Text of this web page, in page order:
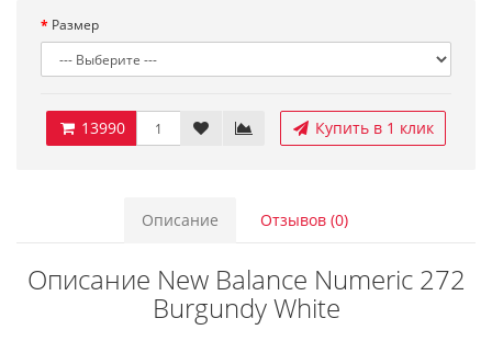
Размер
13990 Купить в 1 клик
Описание Отзывов (0)
Описание New Balance Numeric 272
Burgundy White